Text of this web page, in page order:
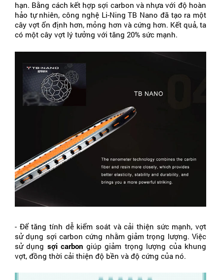
hạn. Bằng cách kết hợp sợi carbon và nhựa với độ hoàn
hảo tự nhiên, công nghệ Li-Ning TB Nano đã tạo ra một
cây vợt ổn định hơn, mỏng hơn và cứng hơn. Kết quả, ta
có một cây vợt lý tưởng với tăng 20% sức mạnh.
- Để tăng tính dễ kiểm soát và cải thiện sức mạnh, vợt
sử dụng sợi carbon cứng nhằm giảm trọng lượng. Việc
sử dụng sợi carbon giúp giảm trọng lượng của khung
vợt, đồng thời cải thiện độ bền và độ cứng của nó.